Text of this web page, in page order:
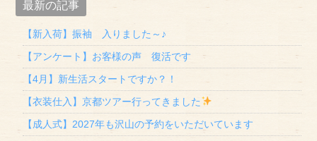
最新の記事
【新入荷】振袖 入りました～♪
【アンケート】お客様の声 復活です
【4月】新生活スタートですか？！
【衣装仕入】京都ツアー行ってきました
【成人式】2027年も沢山の予約をいただいています